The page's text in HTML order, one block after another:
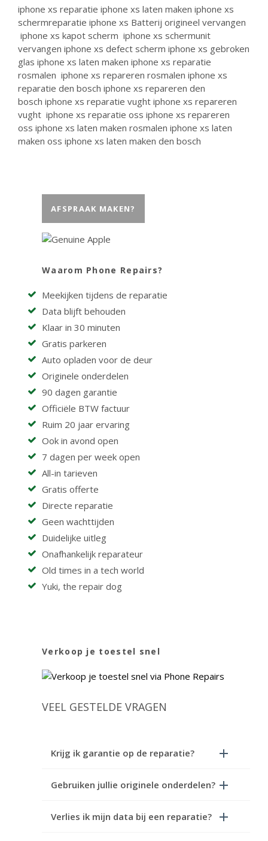
iphone xs reparatie iphone xs laten maken iphone xs
schermreparatie iphone xs Batterij origineel vervangen
iphone xs kapot scherm iphone xs schermunit
vervangen iphone xs defect scherm iphone xs gebroken
glas iphone xs laten maken iphone xs reparatie
rosmalen iphone xs repareren rosmalen iphone xs
reparatie den bosch iphone xs repareren den
bosch iphone xs reparatie vught iphone xs repareren
vught iphone xs reparatie oss iphone xs repareren
oss iphone xs laten maken rosmalen iphone xs laten
maken oss iphone xs laten maken den bosch
AFSPRAAK MAKEN?
Waarom Phone Repairs?
Meekijken tijdens de reparatie
Data blijft behouden
Klaar in 30 minuten
Gratis parkeren
Auto opladen voor de deur
Originele onderdelen
90 dagen garantie
Officiële BTW factuur
Ruim 20 jaar ervaring
Ook in avond open
7 dagen per week open
All-in tarieven
Gratis offerte
Directe reparatie
Geen wachttijden
Duidelijke uitleg
Onafhankelijk reparateur
Old times in a tech world
Yuki, the repair dog
Verkoop je toestel snel
VEEL GESTELDE VRAGEN
Krijg ik garantie op de reparatie?
Gebruiken jullie originele onderdelen?
Verlies ik mijn data bij een reparatie?